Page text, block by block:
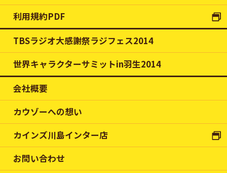
利用規約PDF
TBSラジオ大感謝祭ラジフェス2014
世界キャラクターサミットin羽生2014
会社概要
カウゾーへの想い
カインズ川島インター店
お問い合わせ